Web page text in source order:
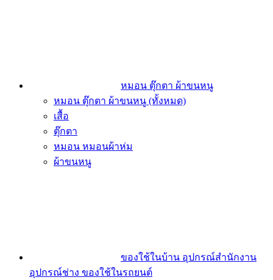
หมอน ตุ๊กตา ผ้าขนหนู
หมอน ตุ๊กตา ผ้าขนหนู (ทั้งหมด)
เสื้อ
ตุ๊กตา
หมอน หมอนผ้าห่ม
ผ้าขนหนู
ของใช้ในบ้าน อุปกรณ์สำนักงาน
อุปกรณ์ช่าง ของใช้ในรถยนต์